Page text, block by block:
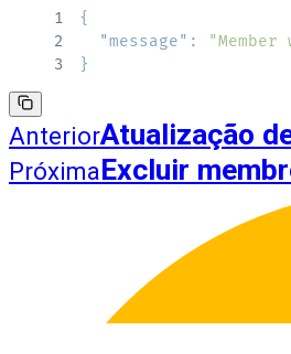
1
{
2
"message" :
3
}
AnteriorAtualização
PróximaExcluir